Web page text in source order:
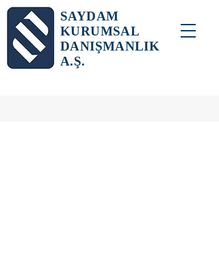
SAYDAM
KURUMSAL
DANIŞMANLIK
A.Ş.